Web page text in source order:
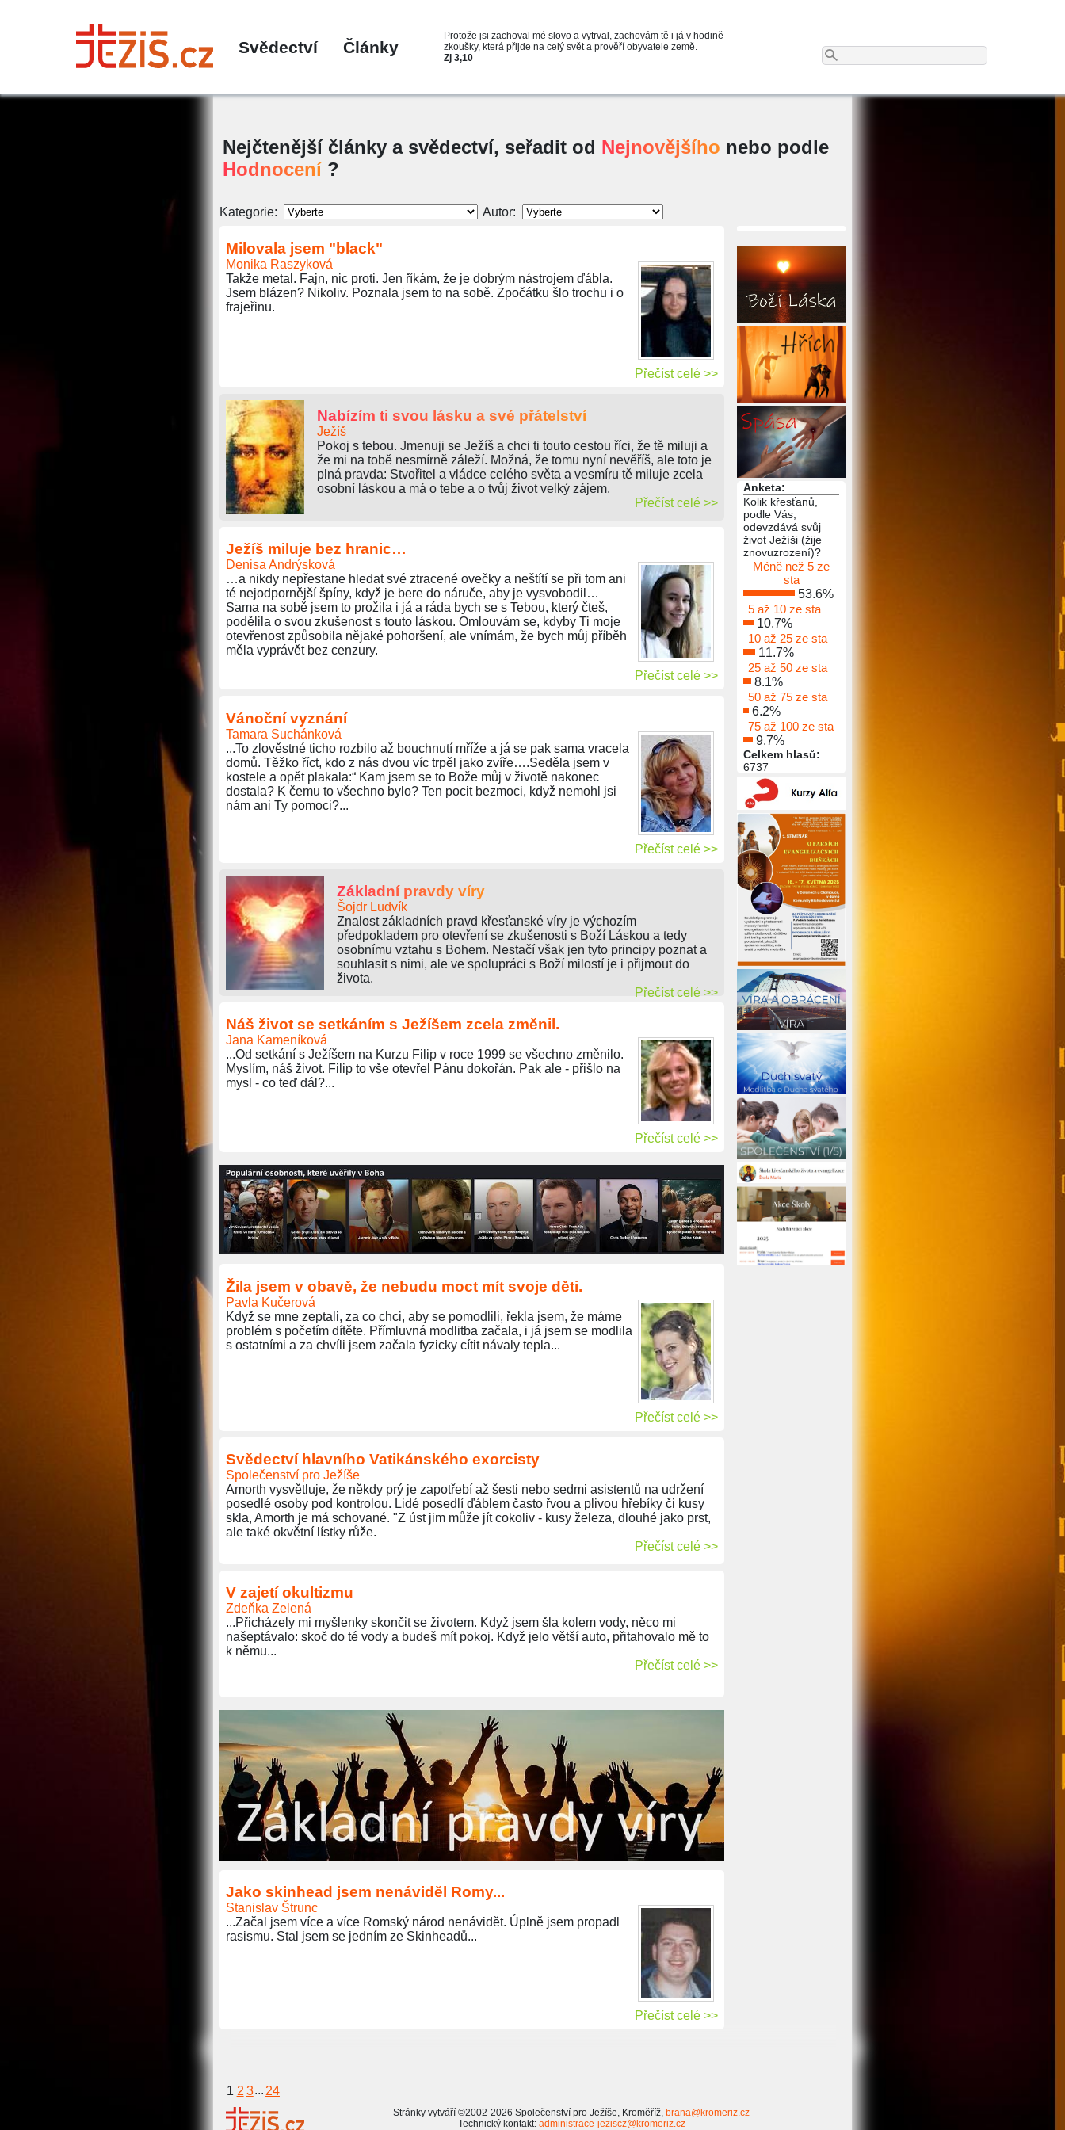
Svědectví Články
Protože jsi zachoval mé slovo a vytrval, zachovám tě i já v hodině
zkoušky, která přijde na celý svět a prověří obyvatele země.
Zj 3,10
Nejčtenější články a svědectví, seřadit od Nejnovějšího nebo podle
Hodnocení?
Kategorie: Autor:
Milovala jsem "black"
Monika Raszyková
Takže metal. Fajn, nic proti. Jen říkám, že je dobrým nástrojem ďábla.
Jsem blázen? Nikoliv. Poznala jsem to na sobě. Zpočátku šlo trochu i o
frajeřinu.
Přečíst celé >>
Nabízím ti svou lásku a své přátelství
Ježíš
Pokoj s tebou. Jmenuji se Ježíš a chci ti touto cestou říci, že tě miluji a
že mi na tobě nesmírně záleží. Možná, že tomu nyní nevěříš, ale toto je
plná pravda: Stvořitel a vládce celého světa a vesmíru tě miluje zcela
osobní láskou a má o tebe a o tvůj život velký zájem.
Přečíst celé >>
Ježíš miluje bez hranic…
Denisa Andrýsková
…a nikdy nepřestane hledat své ztracené ovečky a neštítí se při tom ani
té nejodpornější špíny, když je bere do náruče, aby je vysvobodil…
Sama na sobě jsem to prožila i já a ráda bych se s Tebou, který čteš,
podělila o svou zkušenost s touto láskou. Omlouvám se, kdyby Ti moje
otevřenost způsobila nějaké pohoršení, ale vnímám, že bych můj příběh
měla vyprávět bez cenzury.
Přečíst celé >>
Vánoční vyznání
Tamara Suchánková
...To zlověstné ticho rozbilo až bouchnutí mříže a já se pak sama vracela
domů. Těžko říct, kdo z nás dvou víc trpěl jako zvíře….Seděla jsem v
kostele a opět plakala:“ Kam jsem se to Bože můj v životě nakonec
dostala? K čemu to všechno bylo? Ten pocit bezmoci, když nemohl jsi
nám ani Ty pomoci?...
Přečíst celé >>
Základní pravdy víry
Šojdr Ludvík
Znalost základních pravd křesťanské víry je výchozím
předpokladem pro otevření se zkušenosti s Boží Láskou a tedy
osobnímu vztahu s Bohem. Nestačí však jen tyto principy poznat a
souhlasit s nimi, ale ve spolupráci s Boží milostí je i přijmout do
života.
Přečíst celé >>
Náš život se setkáním s Ježíšem zcela změnil.
Jana Kameníková
...Od setkání s Ježíšem na Kurzu Filip v roce 1999 se všechno změnilo.
Myslím, náš život. Filip to vše otevřel Pánu dokořán. Pak ale - přišlo na
mysl - co teď dál?...
Přečíst celé >>
Žila jsem v obavě, že nebudu moct mít svoje děti.
Pavla Kučerová
Když se mne zeptali, za co chci, aby se pomodlili, řekla jsem, že máme
problém s početím dítěte. Přímluvná modlitba začala, i já jsem se modlila
s ostatními a za chvíli jsem začala fyzicky cítit návaly tepla...
Přečíst celé >>
Svědectví hlavního Vatikánského exorcisty
Společenství pro Ježíše
Amorth vysvětluje, že někdy prý je zapotřebí až šesti nebo sedmi asistentů na udržení
posedlé osoby pod kontrolou. Lidé posedlí ďáblem často řvou a plivou hřebíky či kusy
skla, Amorth je má schované. "Z úst jim může jít cokoliv - kusy železa, dlouhé jako prst,
ale také okvětní lístky růže.
Přečíst celé >>
V zajetí okultizmu
Zdeňka Zelená
...Přicházely mi myšlenky skončit se životem. Když jsem šla kolem vody, něco mi
našeptávalo: skoč do té vody a budeš mít pokoj. Když jelo větší auto, přitahovalo mě to
k němu...
Přečíst celé >>
Jako skinhead jsem nenáviděl Romy...
Stanislav Štrunc
...Začal jsem více a více Romský národ nenávidět. Úplně jsem propadl
rasismu. Stal jsem se jedním ze Skinheadů...
Přečíst celé >>
Anketa:
Kolik křesťanů,
podle Vás,
odevzdává svůj
život Ježíši (žije
znovuzrození)?
Méně než 5 ze
sta
53.6%
5 až 10 ze sta
10.7%
10 až 25 ze sta
11.7%
25 až 50 ze sta
8.1%
50 až 75 ze sta
6.2%
75 až 100 ze sta
9.7%
Celkem hlasů:
6737
1 2 3... 24
Stránky vytváří ©2002-2026 Společenství pro Ježíše, Kroměříž, brana@kromeriz.cz
Technický kontakt: administrace-jeziscz@kromeriz.cz